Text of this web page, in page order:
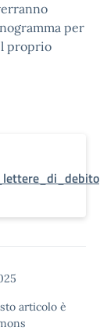
per
proprio
articolo è